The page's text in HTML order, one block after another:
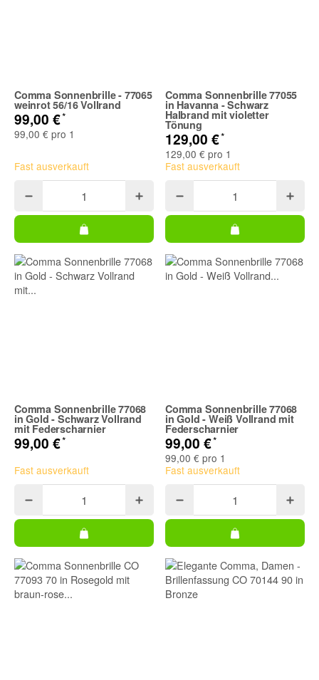
Comma Sonnenbrille - 77065
weinrot 56/16 Vollrand
99,00 €*
99,00 € pro 1
Fast ausverkauft
Comma Sonnenbrille 77055
in Havanna - Schwarz
Halbrand mit violetter
Tönung
129,00 €*
129,00 € pro 1
Fast ausverkauft
Comma Sonnenbrille 77068
in Gold - Schwarz Vollrand
mit Federscharnier
99,00 €*
Fast ausverkauft
Comma Sonnenbrille 77068
in Gold - Weiß Vollrand mit
Federscharnier
99,00 €*
99,00 € pro 1
Fast ausverkauft